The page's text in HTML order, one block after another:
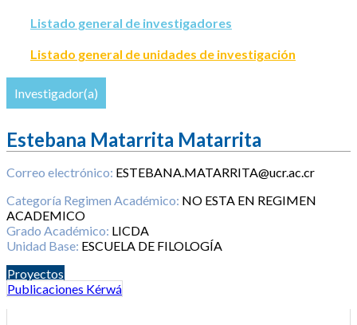
Listado general de investigadores
Listado general de unidades de investigación
Investigador(a)
Estebana Matarrita Matarrita
Correo electrónico: ESTEBANA.MATARRITA@ucr.ac.cr
Categoría Regimen Académico: NO ESTA EN REGIMEN
ACADEMICO
Grado Académico: LICDA
Unidad Base: ESCUELA DE FILOLOGÍA
Proyectos
Publicaciones Kérwá